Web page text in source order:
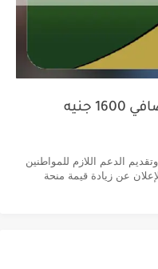
وزارة التموين تعلن عن دعم إضافي 1600 جنيه
الدعم اللازم للمواطنين
عن زيادة قيمة منحة